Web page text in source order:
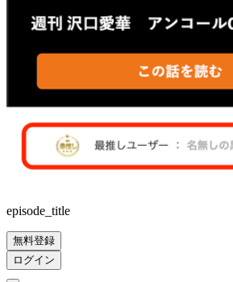
episode_title
無料登録
ログイン